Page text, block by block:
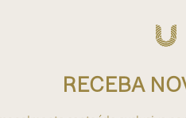
RECEBA